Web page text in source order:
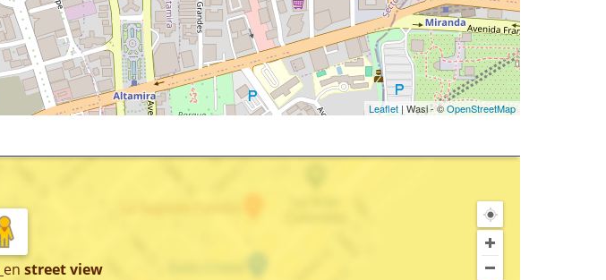
Leaflet | Wasi - ©OpenStreetMap
en street view